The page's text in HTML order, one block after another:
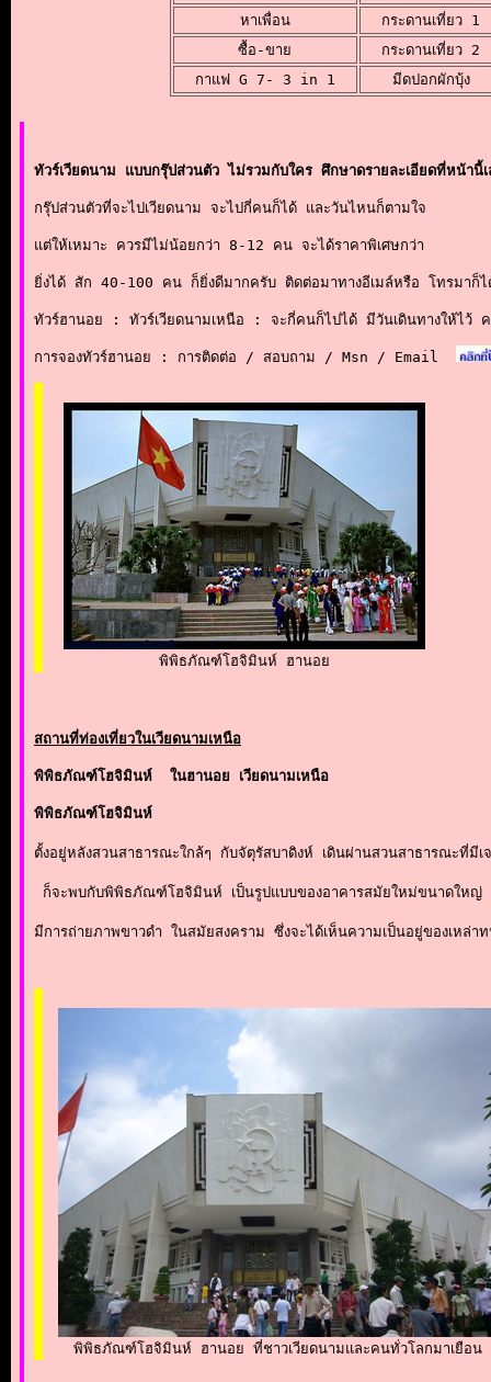
หาเพื่อน
กระดานเที่ยว 1
ซื้อ-ขาย
กระดานเที่ยว 2
กาแฟ G 7- 3 in 1
มีดปอกผักบุ้ง
ทัวร์เวียดนาม แบบกรุ๊ปส่วนตัว ไม่รวมกับใคร ศึกษาดรายละเอียดที่หน้านี้เ
กรุ๊ปส่วนตัวที่จะไปเวียดนาม จะไปกี่คนก็ได้ และวันไหนก็ตามใจ
แต่ให้เหมาะ ควรมีไม่น้อยกว่า 8-12 คน จะได้ราคาพิเศษกว่า
ยิ่งได้ สัก 40-100 คน ก็ยิ่งดีมากครับ ติดต่อมาทางอีเมล์หรือ โทรมาก็
ทัวร์ฮานอย : ทัวร์เวียดนามเหนือ : จะกี่คนก็ไปได้ มีวันเดินทางให้ไว้
การจองทัวร์ฮานอย : การติดต่อ / สอบถาม / Msn / Email
พิพิธภัณฑ์โฮจิมินห์ ฮานอย
สถานที่ท่องเที่ยวในเวียดนามเหนือ
พิพิธภัณฑ์โฮจิมินห์  ในฮานอย เวียดนามเหนือ
พิพิธภัณฑ์โฮจิมินห์
ตั้งอยู่หลังสวนสาธารณะใกล้ๆ กับจัตุรัสบาดิงห์ เดินผ่านสวนสาธารณะที่มีเ
ก็จะพบกับพิพิธภัณฑ์โฮจิมินห์ เป็นรูปแบบของอาคารสมัยใหม่ขนาดให
มีการถ่ายภาพขาวดำ ในสมัยสงคราม ซึ่งจะได้เห็นความเป็นอยู่ของเหล่
พิพิธภัณฑ์โฮจิมินห์ ฮานอย ที่ชาวเวียดนามและคนทั่วโลกมาเยือน